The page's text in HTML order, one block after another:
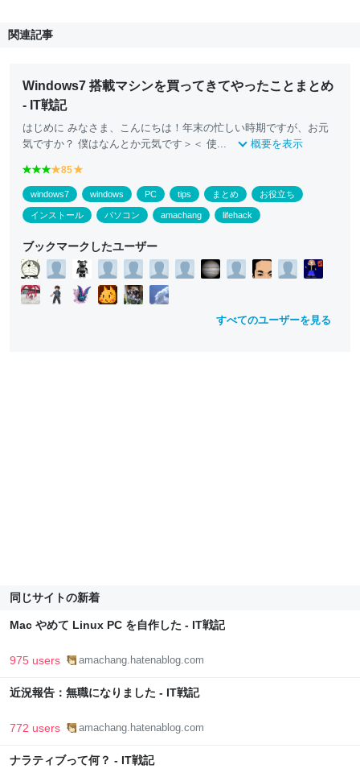
関連記事
Windows7 搭載マシンを買ってきてやったことまとめ
- IT戦記
はじめに みなさま、こんにちは！年末の忙しい時期ですが、お元
気ですか？ 僕はなんとか元気です＞＜ 使...
概要を表示
g
r
e
e
g
r
e
e
g
r
e
e
y
e
ll
o
85
e
ll
o
windows7 windows PC tips まとめ お役立ち
インストール パソコン amachang lifehack
ブックマークしたユーザー
すべてのユーザーを見る
同じサイトの新着
Mac やめて Linux PC を自作した - IT戦記
975 users amachang.hatenablog.com
近況報告：無職になりました - IT戦記
772 users amachang.hatenablog.com
ナラティブって何？ - IT戦記